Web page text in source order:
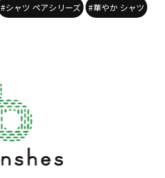
#シャツ ペアシリーズ #華やか シャツ